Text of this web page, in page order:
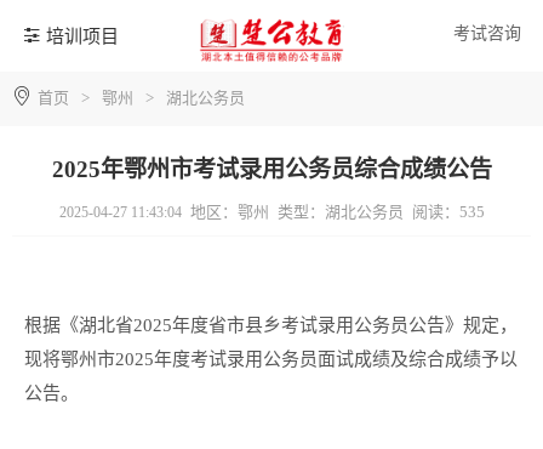
培训项目 考试咨询
首页 > 鄂州 > 湖北公务员
2025年鄂州市考试录用公务员综合成绩公告
2025-04-27 11:43:04 地区：鄂州 类型：湖北公务员 阅读：535
根据《湖北省2025年度省市县乡考试录用公务员公告》规定，
现将鄂州市2025年度考试录用公务员面试成绩及综合成绩予以
公告。